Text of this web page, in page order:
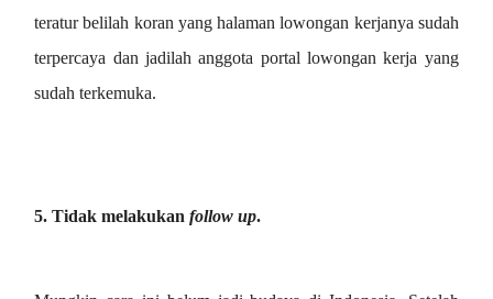
teratur belilah koran yang halaman lowongan kerjanya sudah
terpercaya dan jadilah anggota portal lowongan kerja yang
sudah terkemuka.
5. Tidak melakukanfollow up.